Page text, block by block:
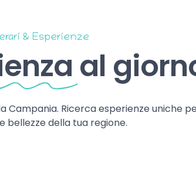
& Esperienze
al
Campania. Ricerca esperienze uniche
bellezze della tua regione.